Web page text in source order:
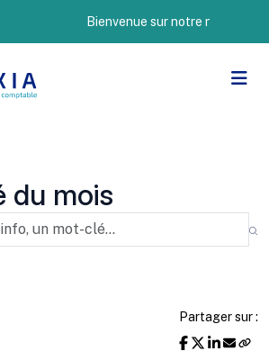
Bienvenue sur notre nouveau site
du mois
Partager sur :